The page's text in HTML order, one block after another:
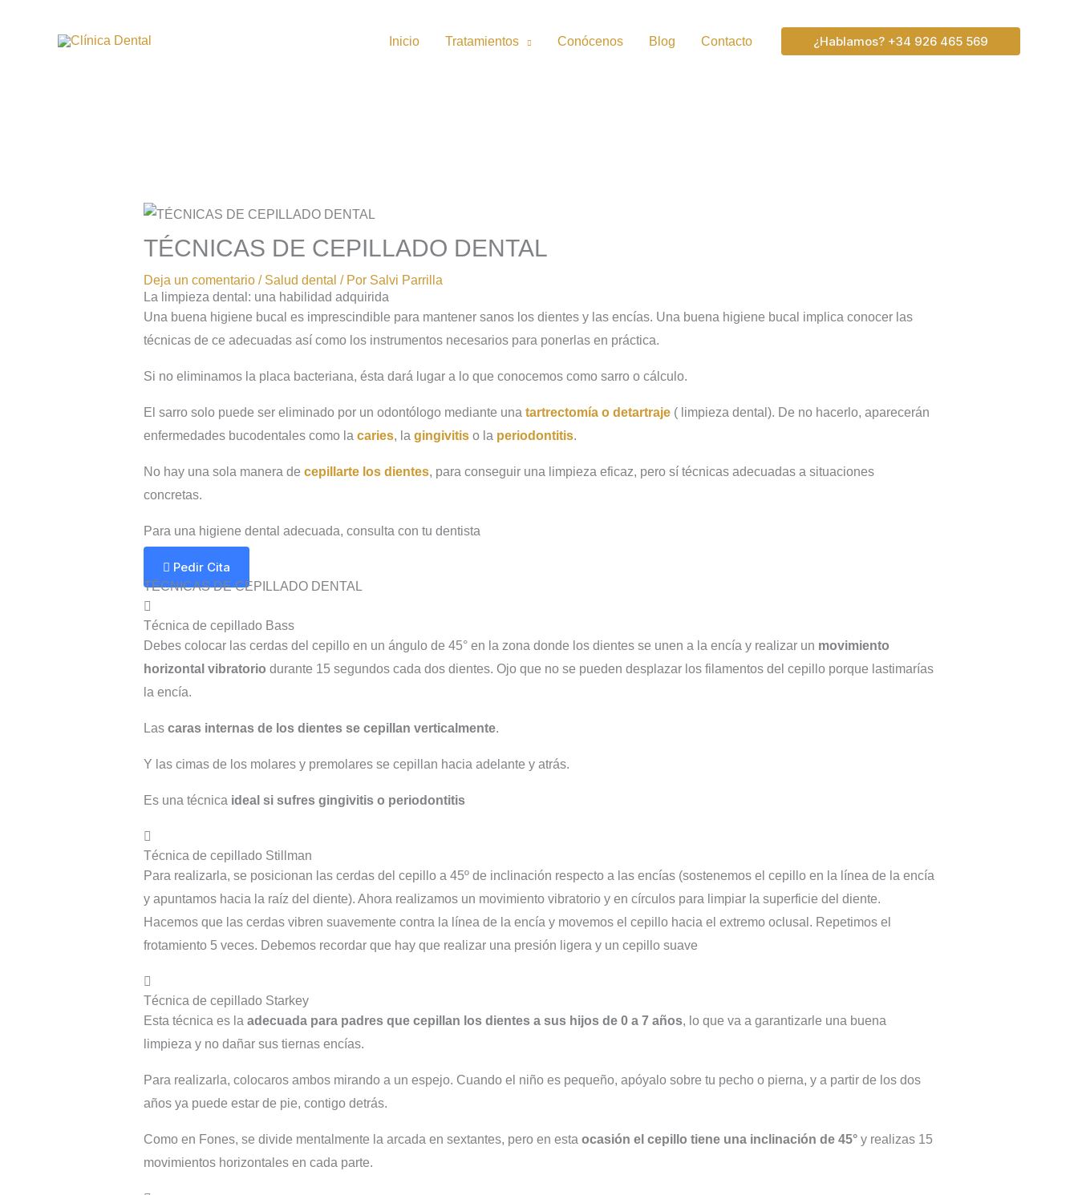
Inicio Tratamientos Conócenos Blog Contacto ¿Hablamos? +34 926 465 569
TÉCNICAS DE CEPILLADO DENTAL
Deja un comentario / Salud dental / Por Salvi Parrilla
La limpieza dental: una habilidad adquirida
Una buena higiene bucal es imprescindible para mantener sanos los dientes y las encías. Una buena higiene bucal implica conocer las
técnicas de ce adecuadas así como los instrumentos necesarios para ponerlas en práctica.
Si no eliminamos la placa bacteriana, ésta dará lugar a lo que conocemos como sarro o cálculo.
El sarro solo puede ser eliminado por un odontólogo mediante una tartrectomía o detartraje( limpieza dental). De no hacerlo, aparecerán
enfermedades bucodentales como la caries, la gingivitiso la periodontitis.
No hay una sola manera de cepillarte los dientes, para conseguir una limpieza eficaz, pero sí técnicas adecuadas a situaciones
concretas.
Para una higiene dental adecuada, consulta con tu dentista
Pedir Cita
TÉCNICAS DE CEPILLADO DENTAL
Técnica de cepillado Bass
Debes colocar las cerdas del cepillo en un ángulo de 45° en la zona donde los dientes se unen a la encía y realizar un movimiento
horizontal vibratorio durante 15 segundos cada dos dientes. Ojo que no se pueden desplazar los filamentos del cepillo porque lastimarías
la encía.
Las caras internas de los dientes se cepillan verticalmente.
Y las cimas de los molares y premolares se cepillan hacia adelante y atrás.
Es una técnica ideal si sufres gingivitis o periodontitis
Técnica de cepillado Stillman
Para realizarla, se posicionan las cerdas del cepillo a 45º de inclinación respecto a las encías (sostenemos el cepillo en la línea de la encía
y apuntamos hacia la raíz del diente). Ahora realizamos un movimiento vibratorio y en círculos para limpiar la superficie del diente.
Hacemos que las cerdas vibren suavemente contra la línea de la encía y movemos el cepillo hacia el extremo oclusal. Repetimos el
frotamiento 5 veces. Debemos recordar que hay que realizar una presión ligera y un cepillo suave
Técnica de cepillado Starkey
Esta técnica es la adecuada para padres que cepillan los dientes a sus hijos de 0 a 7 años, lo que va a garantizarle una buena
limpieza y no dañar sus tiernas encías.
Para realizarla, colocaros ambos mirando a un espejo. Cuando el niño es pequeño, apóyalo sobre tu pecho o pierna, y a partir de los dos
años ya puede estar de pie, contigo detrás.
Como en Fones, se divide mentalmente la arcada en sextantes, pero en esta ocasión el cepillo tiene una inclinación de 45°y realizas 15
movimientos horizontales en cada parte.